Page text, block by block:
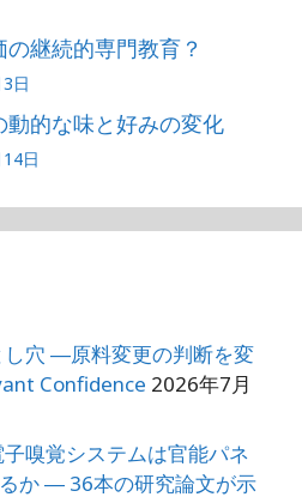
継続的専門教育？
日
動的な味と好みの変化
日
し穴 ―原料変更の判断を変
Confidence 2026年7月
嗅覚システムは官能パネ
か ― 36本の研究論文が示